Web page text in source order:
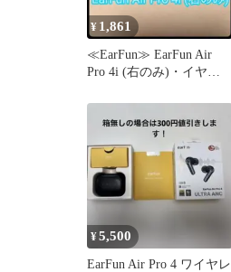
¥ 1,861
≪EarFun≫ EarFun Air
Pro 4i (右のみ)・イヤー
¥5,500
EarFun Air Pro 4 ワイヤレ